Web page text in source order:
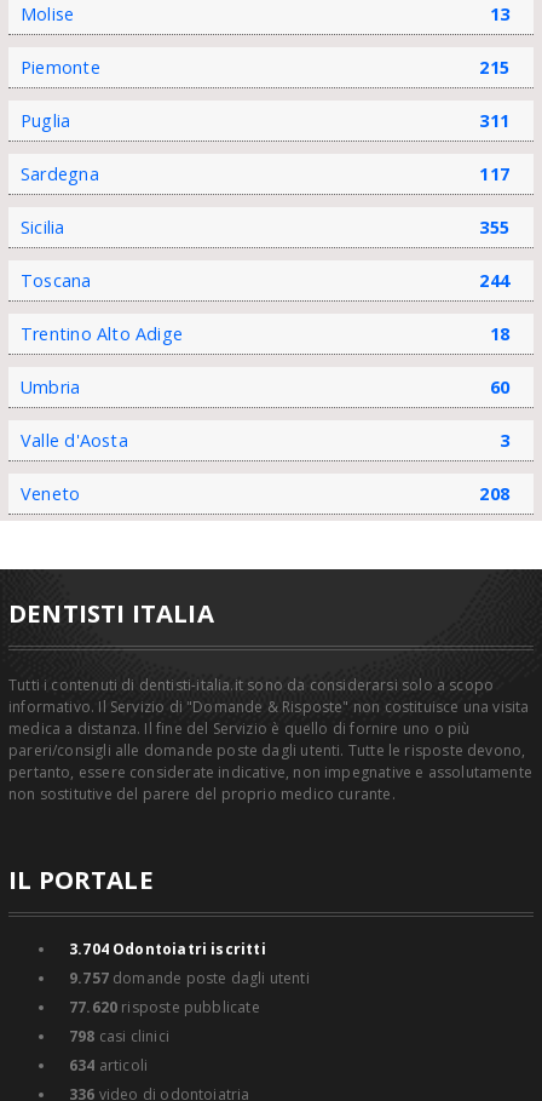
Molise 13
Piemonte 215
Puglia 311
Sardegna 117
Sicilia 355
Toscana 244
Trentino Alto Adige 18
Umbria 60
Valle d'Aosta 3
Veneto 208
DENTISTI ITALIA
Tutti i contenuti di dentisti-italia.it sono da considerarsi solo a scopo
informativo. Il Servizio di "Domande & Risposte" non costituisce una visita
medica a distanza. Il fine del Servizio è quello di fornire uno o più
pareri/consigli alle domande poste dagli utenti. Tutte le risposte devono,
pertanto, essere considerate indicative, non impegnative e assolutamente
non sostitutive del parere del proprio medico curante.
IL PORTALE
3.704Odontoiatri iscritti
9.757domande poste dagli utenti
77.620 risposte pubblicate
798 casi clinici
634 articoli
336 video di odontoiatria